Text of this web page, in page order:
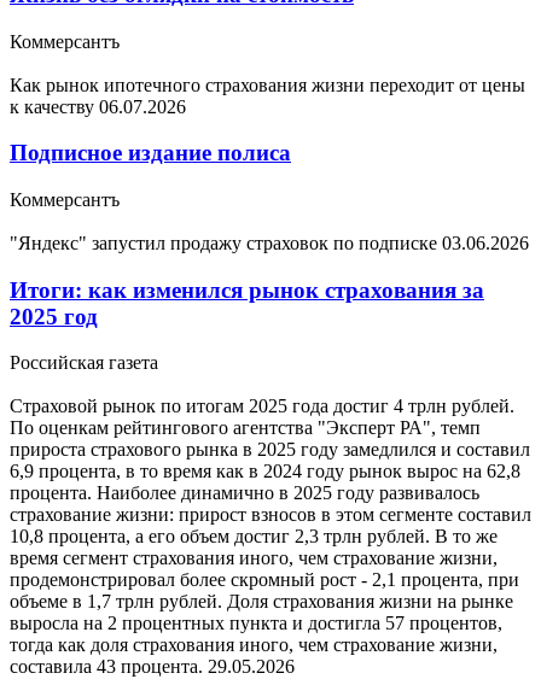
Коммерсантъ
Как рынок ипотечного страхования жизни переходит от цены
к качеству 06.07.2026
Подписное издание полиса
Коммерсантъ
"Яндекс" запустил продажу страховок по подписке 03.06.2026
Итоги: как изменился рынок страхования за
2025 год
Российская газета
Страховой рынок по итогам 2025 года достиг 4 трлн рублей.
По оценкам рейтингового агентства "Эксперт РА", темп
прироста страхового рынка в 2025 году замедлился и составил
6,9 процента, в то время как в 2024 году рынок вырос на 62,8
процента. Наиболее динамично в 2025 году развивалось
страхование жизни: прирост взносов в этом сегменте составил
10,8 процента, а его объем достиг 2,3 трлн рублей. В то же
время сегмент страхования иного, чем страхование жизни,
продемонстрировал более скромный рост - 2,1 процента, при
объеме в 1,7 трлн рублей. Доля страхования жизни на рынке
выросла на 2 процентных пункта и достигла 57 процентов,
тогда как доля страхования иного, чем страхование жизни,
составила 43 процента. 29.05.2026